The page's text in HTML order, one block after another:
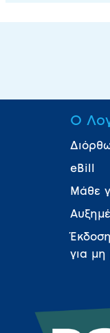
Ο
eBill
Μάθε
για μη